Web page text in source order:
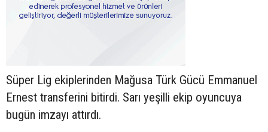
Süper Lig ekiplerinden Mağusa Türk Gücü Emmanuel
Ernest transferini bitirdi. Sarı yeşilli ekip oyuncuya
bugün imzayı attırdı.